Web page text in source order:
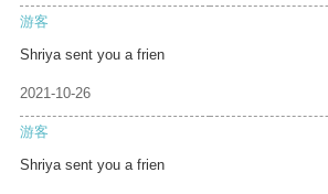
游客
Shriya sent you a frien
2021-10-26
游客
Shriya sent you a frien